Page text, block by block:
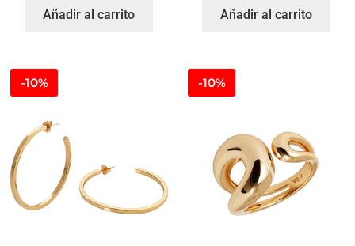
Añadir al carrito Añadir al carrito
-10% -10%